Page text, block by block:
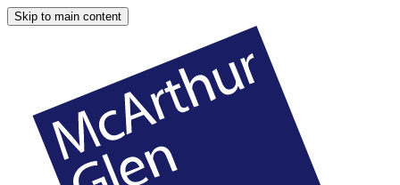
Skip to main content